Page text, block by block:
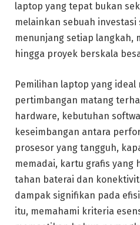
laptop yang tepat bukan
melainkan sebuah
menunjang setiap langkah,
hingga proyek berskala
Pemilihan laptop yang ideal
pertimbangan matang
hardware, kebutuhan
keseimbangan antara
prosesor yang tangguh,
memadai, kartu grafis yang
tahan baterai dan
dampak signifikan pada
itu, memahami kriteria